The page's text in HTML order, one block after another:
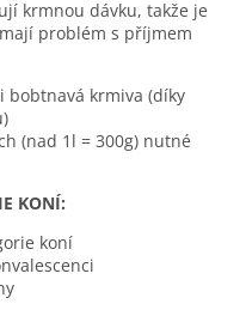
krmnou dávku, takže je
problém s příjmem
bobtnavá krmiva (díky
(nad 1l = 300g) nutné
KONÍ:
koní